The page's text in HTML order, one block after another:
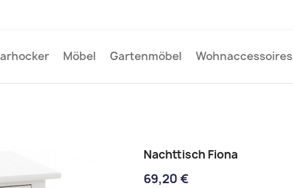
Möbel Gartenmöbel Wohnaccessoires
Nachttisch Fiona
69,20 €